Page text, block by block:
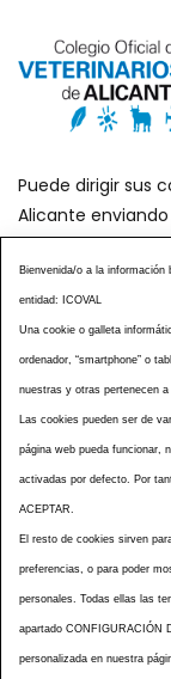
Puede dirigir sus
Alicante
¿SABÍAS QUÉ?
CENTROS
CURSOS Y
ESPECIAL COVID 19
NOTICIAS
ACCESIBILIDAD
POLÍTICA DE
Bienvenida/o a la
entidad: ICOVAL
Una cookie o galleta
ordenador, “smartphone” o
nuestras y otras pertenecen
Las cookies pueden ser de
página web pueda funcionar,
activadas por defecto. Por
ACEPTAR.
El resto de cookies sirven
preferencias, o para poder
personales. Todas ellas las
apartado CONFIGURACIÓN
personalizada en nuestra